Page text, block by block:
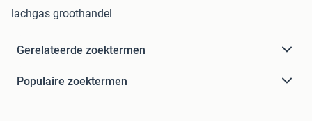
lachgas groothandel
Gerelateerde zoektermen
Populaire zoektermen